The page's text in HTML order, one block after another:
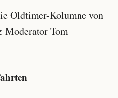
Oldtimer-Kolumne von
Moderator Tom